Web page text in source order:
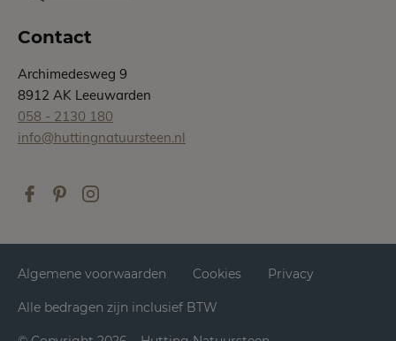
Contact
Archimedesweg 9
8912 AK Leeuwarden
058 - 2130 180
info@huttingnatuursteen.nl
Alle bedragen zijn inclusief BTW
Algemene voorwaarden Cookies Privacy